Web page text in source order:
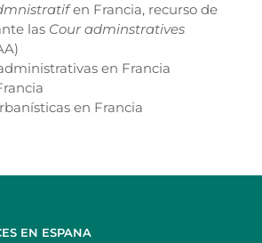
en Francia, recurso de
las Cour adminstratives
en Francia
en Francia
EN ESPANA